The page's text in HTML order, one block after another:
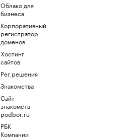
Облако для
бизнеса
Корпоративный
регистратор
доменов
Хостинг
сайтов
Рег.решения
Знакомства
Сайт
знакомств
podbor.ru
РБК
Компании